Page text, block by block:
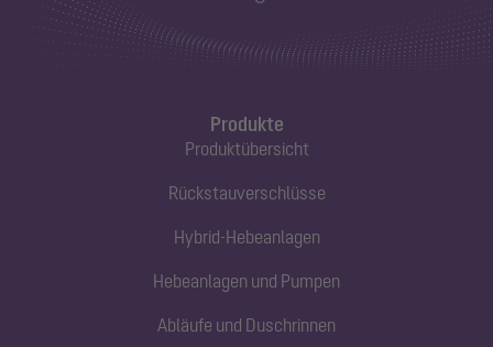
Produkte
Produktübersicht
Rückstauverschlüsse
Hybrid-Hebeanlagen
Hebeanlagen und Pumpen
Abläufe und Duschrinnen